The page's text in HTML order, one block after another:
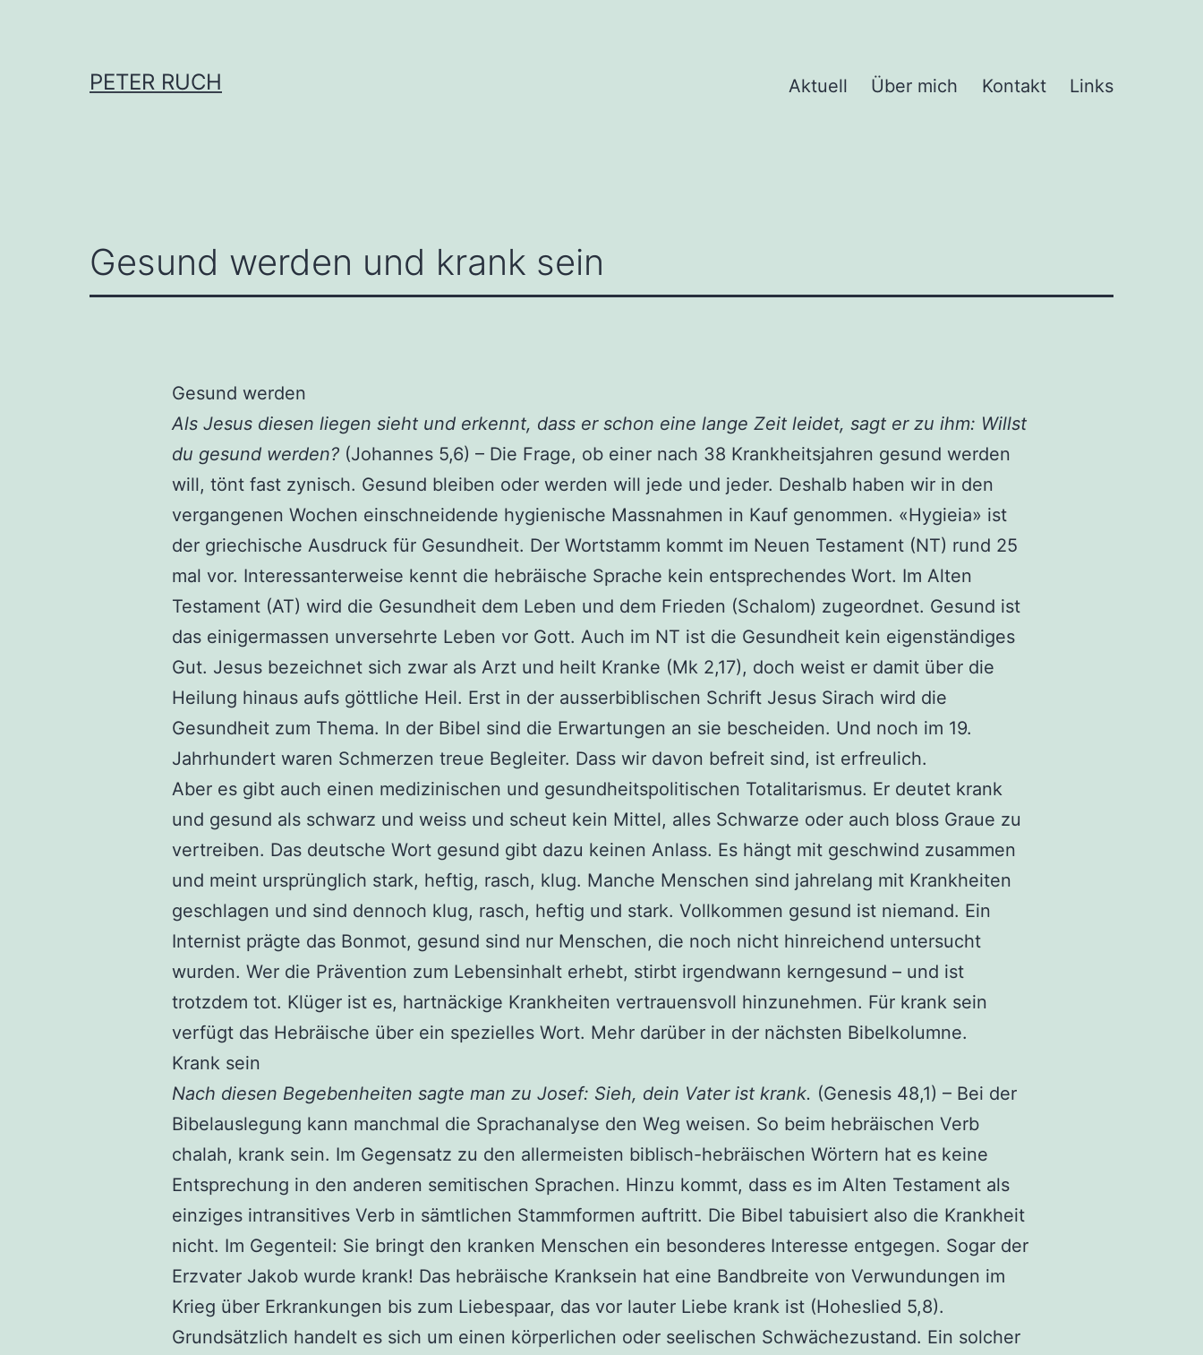
PETER RUCH Aktuell Über mich Kontakt Links
Gesund werden und krank sein
Gesund werden
Als Jesus diesen liegen sieht und erkennt, dass er schon eine lange Zeit leidet, sagt er zu ihm: Willst
du gesund werden? (Johannes 5,6) – Die Frage, ob einer nach 38 Krankheitsjahren gesund werden
will, tönt fast zynisch. Gesund bleiben oder werden will jede und jeder. Deshalb haben wir in den
vergangenen Wochen einschneidende hygienische Massnahmen in Kauf genommen. «Hygieia» ist
der griechische Ausdruck für Gesundheit. Der Wortstamm kommt im Neuen Testament (NT) rund 25
mal vor. Interessanterweise kennt die hebräische Sprache kein entsprechendes Wort. Im Alten
Testament (AT) wird die Gesundheit dem Leben und dem Frieden (Schalom) zugeordnet. Gesund ist
das einigermassen unversehrte Leben vor Gott. Auch im NT ist die Gesundheit kein eigenständiges
Gut. Jesus bezeichnet sich zwar als Arzt und heilt Kranke (Mk 2,17), doch weist er damit über die
Heilung hinaus aufs göttliche Heil. Erst in der ausserbiblischen Schrift Jesus Sirach wird die
Gesundheit zum Thema. In der Bibel sind die Erwartungen an sie bescheiden. Und noch im 19.
Jahrhundert waren Schmerzen treue Begleiter. Dass wir davon befreit sind, ist erfreulich.
Aber es gibt auch einen medizinischen und gesundheitspolitischen Totalitarismus. Er deutet krank
und gesund als schwarz und weiss und scheut kein Mittel, alles Schwarze oder auch bloss Graue zu
vertreiben. Das deutsche Wort gesund gibt dazu keinen Anlass. Es hängt mit geschwind zusammen
und meint ursprünglich stark, heftig, rasch, klug. Manche Menschen sind jahrelang mit Krankheiten
geschlagen und sind dennoch klug, rasch, heftig und stark. Vollkommen gesund ist niemand. Ein
Internist prägte das Bonmot, gesund sind nur Menschen, die noch nicht hinreichend untersucht
wurden. Wer die Prävention zum Lebensinhalt erhebt, stirbt irgendwann kerngesund – und ist
trotzdem tot. Klüger ist es, hartnäckige Krankheiten vertrauensvoll hinzunehmen. Für krank sein
verfügt das Hebräische über ein spezielles Wort. Mehr darüber in der nächsten Bibelkolumne.
Krank sein
Nach diesen Begebenheiten sagte man zu Josef: Sieh, dein Vater ist krank. (Genesis 48,1) – Bei der
Bibelauslegung kann manchmal die Sprachanalyse den Weg weisen. So beim hebräischen Verb
chalah, krank sein. Im Gegensatz zu den allermeisten biblisch-hebräischen Wörtern hat es keine
Entsprechung in den anderen semitischen Sprachen. Hinzu kommt, dass es im Alten Testament als
einziges intransitives Verb in sämtlichen Stammformen auftritt. Die Bibel tabuisiert also die Krankheit
nicht. Im Gegenteil: Sie bringt den kranken Menschen ein besonderes Interesse entgegen. Sogar der
Erzvater Jakob wurde krank! Das hebräische Kranksein hat eine Bandbreite von Verwundungen im
Krieg über Erkrankungen bis zum Liebespaar, das vor lauter Liebe krank ist (Hoheslied 5,8).
Grundsätzlich handelt es sich um einen körperlichen oder seelischen Schwächezustand. Ein solcher